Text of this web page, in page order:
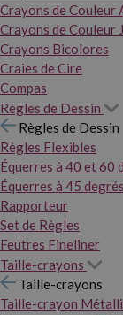
Crayons de Couleur
Crayons de Couleur
Crayons Bicolores
Craies de Cire
Compas
Règles de Dessin
Règles de Dessin
Règles Flexibles
Équerres à 40 et 60
Équerres à 45 degrés
Rapporteur
Set de Règles
Feutres Fineliner
Taille-crayons
Taille-crayons
Taille-crayon